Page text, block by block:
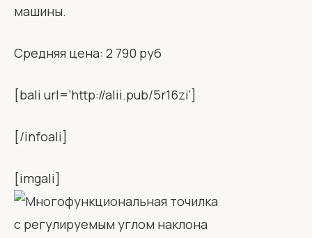
машины.
Средняя цена: 2 790 руб
[bali url=’http://alii.pub/5r16zi’]
[/infoali]
[imgali]